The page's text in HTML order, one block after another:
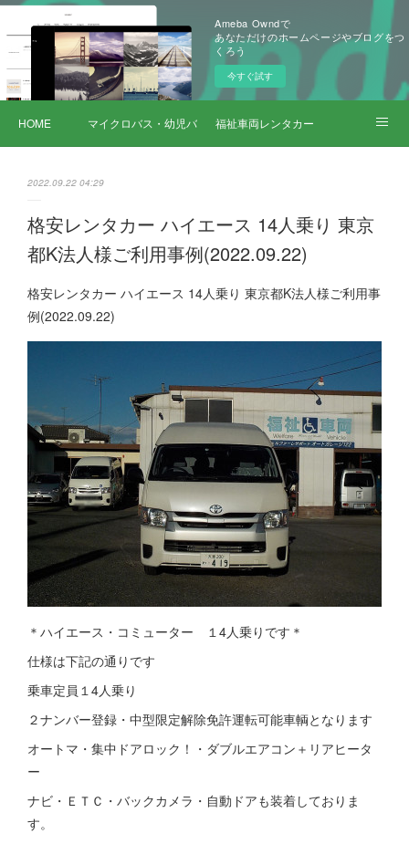
Ameba Owndで
あなただけのホームページやブログをつ
くろう
今すぐ試す
HOME マイクロバス・幼児バス レンタカー福祉車両レンタカー
2022.09.22 04:29
格安レンタカー ハイエース 14人乗り 東京
都K法人様ご利用事例(2022.09.22)
格安レンタカー ハイエース 14人乗り 東京都K法人様ご利用事
例(2022.09.22)
＊ハイエース・コミューター １4人乗りです＊
仕様は下記の通りです
乗車定員１4人乗り
２ナンバー登録・中型限定解除免許運転可能車輌となります
オートマ・集中ドアロック！・ダブルエアコン＋リアヒータ
ー
ナビ・ＥＴＣ・バックカメラ・自動ドアも装着しておりま
す。